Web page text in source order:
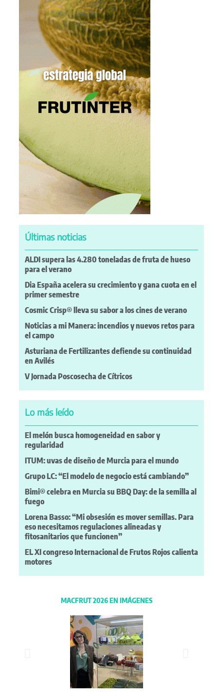
Últimas noticias
ALDI supera las 4.280 toneladas de fruta de hueso
para el verano
Dia España acelera su crecimiento y gana cuota en el
primer semestre
Cosmic Crisp® lleva su sabor a los cines de verano
Noticias a mi Manera: incendios y nuevos retos para
el campo
Asturiana de Fertilizantes defiende su continuidad
en Avilés
V Jornada Poscosecha de Cítricos
Lo más leído
El melón busca homogeneidad en sabor y
regularidad
ITUM: uvas de diseño de Murcia para el mundo
Grupo LC: “El modelo de negocio está cambiando”
Bimi® celebra en Murcia su BBQ Day: de la semilla al
fuego
Lorena Basso: “Mi obsesión es mover semillas. Para
eso necesitamos regulaciones alineadas y
fitosanitarios que funcionen”
EL XI congreso Internacional de Frutos Rojos calienta
motores
MACFRUT 2026 EN IMÁGENES